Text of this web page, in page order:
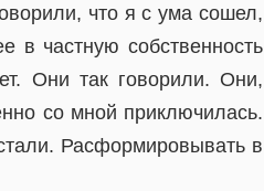
что я с ума сошел,
частную собственность
Они так говорили. Они,
со мной приключилась.
Расформировывать в